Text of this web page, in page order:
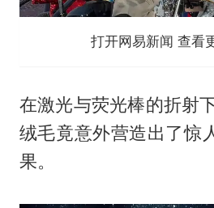
打开网易新闻 查看
在激光与荧光棒的折射
绒毛竟意外营造出了惊
果。